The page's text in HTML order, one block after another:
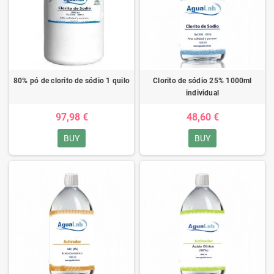
80% pó de clorito de sódio 1 quilo
97,98 €
BUY
Clorito de sódio 25% 1000ml
individual
48,60 €
BUY